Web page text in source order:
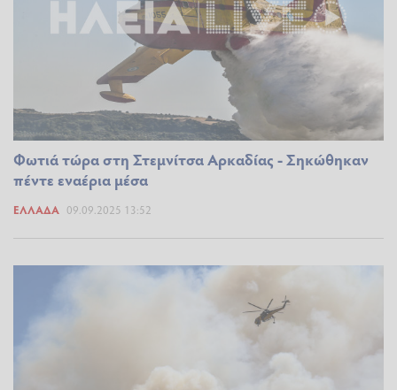
Φωτιά τώρα στη Στεμνίτσα Αρκαδίας - Σηκώθηκαν
πέντε εναέρια μέσα
ΕΛΛΆΔΑ 09.09.2025 13:52